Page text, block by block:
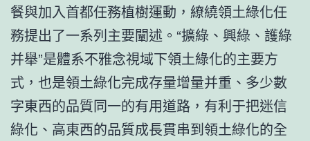
餐與加入首都任務植樹運動，繚繞領土綠化任
務提出了一系列主要闡述。“擴綠、興綠、護綠
并舉”是體系不雅念視域下領土綠化的主要方
式，也是領土綠化完成存量增量并重、多少數
字東西的品質同一的有用道路，有利于把迷信
綠化、高東西的品質成長貫串到領土綠化的全